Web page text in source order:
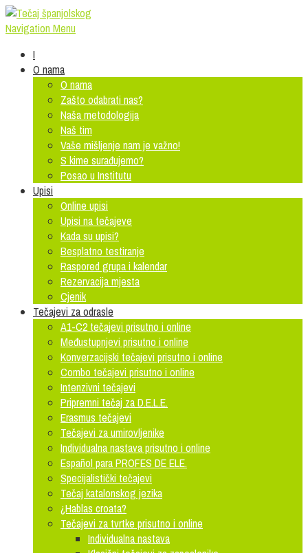
Navigation Menu
I
O nama
O nama
Zašto odabrati nas?
Naša metodologija
Naš tim
Vaše mišljenje nam je važno!
S kime surađujemo?
Posao u Institutu
Upisi
Online upisi
Upisi na tečajeve
Kada su upisi?
Besplatno testiranje
Raspored grupa i kalendar
Rezervacija mjesta
Cjenik
Tečajevi za odrasle
A1-C2 tečajevi prisutno i online
Međustupnjevi prisutno i online
Konverzacijski tečajevi prisutno i online
Combo tečajevi prisutno i online
Intenzivni tečajevi
Pripremni tečaj za D.E.L.E.
Erasmus tečajevi
Tečajevi za umirovljenike
Individualna nastava prisutno i online
Español para PROFES DE ELE.
Specijalistički tečajevi
Tečaj katalonskog jezika
¿Hablas croata?
Tečajevi za tvrtke prisutno i online
Individualna nastava